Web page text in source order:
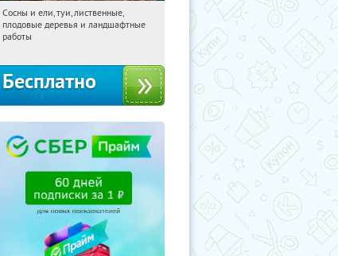
15:08:06 Получили:
Московская обл., г. Химки,
Сосны и ели, туи, лиственные,
плодовые деревья и ландшафтные
работы
Бесплатно